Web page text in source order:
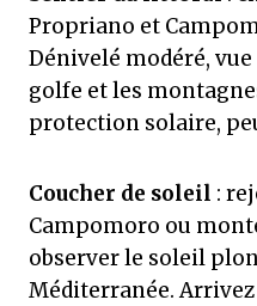
Propriano et
Dénivelé modéré,
golfe et les
protection solaire,
Coucher de soleil :
Campomoro ou
observer le soleil
Méditerranée.